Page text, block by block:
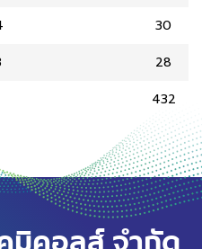
30
28
432